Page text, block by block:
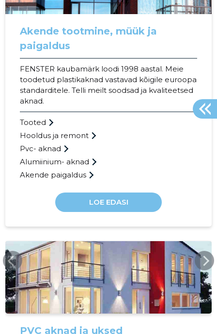
Akende tootmine, müük ja
paigaldus
FENSTER kaubamärk loodi 1998 aastal. Meie
toodetud plastikaknad vastavad kõigile euroopa
standarditele. Telli meilt soodsad ja kvaliteetsed
aknad.
Tooted
Hooldus ja remont
Pvc- aknad
Alumiinium- aknad
Akende paigaldus
LOE EDASI
FENSTER.EE
PVC aknad ja uksed